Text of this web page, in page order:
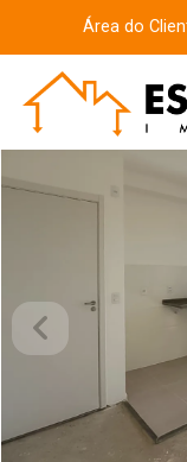
Área do